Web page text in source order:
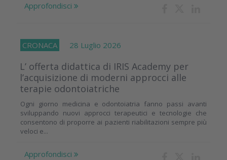
Approfondisci
CRONACA 28 Luglio 2026
L’ offerta didattica di IRIS Academy per
l’acquisizione di moderni approcci alle
terapie odontoiatriche
Ogni giorno medicina e odontoiatria fanno passi avanti
sviluppando nuovi approcci terapeutici e tecnologie che
consentono di proporre ai pazienti riabilitazioni sempre più
veloci e...
Approfondisci